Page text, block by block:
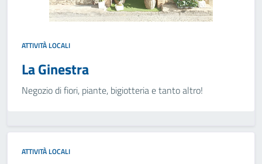
ATTIVITÀ LOCALI
La Ginestra
Negozio di fiori, piante, bigiotteria e tanto altro!
ATTIVITÀ LOCALI